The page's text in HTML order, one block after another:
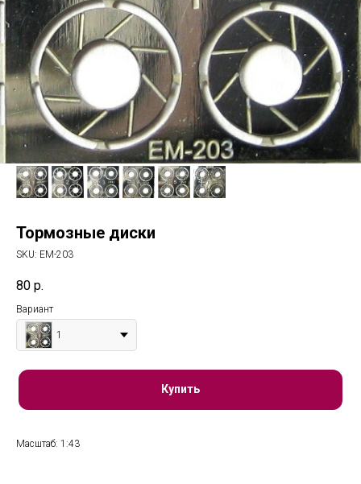
Тормозные диски
SKU: ЕМ-203
80 р.
Вариант
1
Купить
Масштаб: 1:43